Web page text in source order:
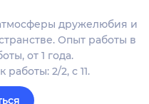
дружелюбия и
Опыт работы в
от 1 года.
2/2, с 11.